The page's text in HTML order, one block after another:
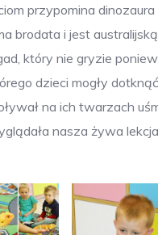
przypomina dinozaura
brodata i jest
który nie gryzie
dzieci mogły
na ich twarzach
nasza żywa